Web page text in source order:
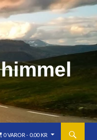
himmel
0 VAROR 0.00 KR